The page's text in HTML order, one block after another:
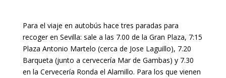
Para el viaje en autobús hace tres paradas para
recoger en Sevilla: sale a las 7.00 de la Gran Plaza, 7:15
Plaza Antonio Martelo (cerca de Jose Laguillo), 7.20
Barqueta (junto a cervecería Mar de Gambas) y 7.30
en la Cervecería Ronda el Alamillo. Para los que vienen